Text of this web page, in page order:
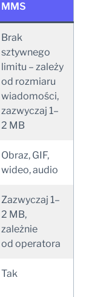
MMS
Brak
sztywnego
limitu – zależy
od rozmiaru
wiadomości,
zazwyczaj 1–
2 MB
Obraz, GIF,
wideo, audio
Zazwyczaj 1–
2 MB,
zależnie
od operatora
Tak